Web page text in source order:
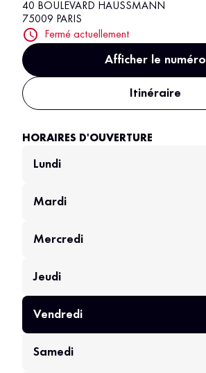
40 BOULEVARD HAUSSMANN
75009 PARIS
Fermé actuellement
Afficher le numéro
Itinéraire
HORAIRES D'OUVERTURE
Lundi
Mardi
Mercredi
Jeudi
Vendredi
Samedi